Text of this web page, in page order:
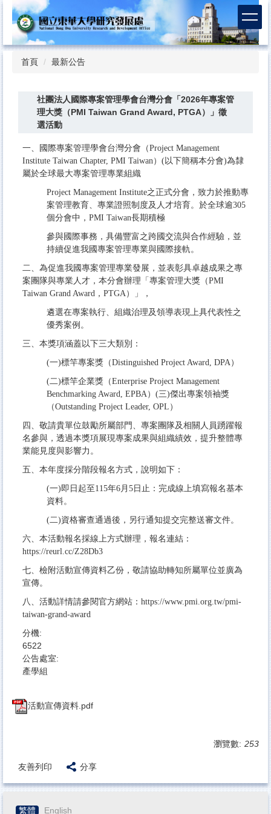
跳
到
要
首頁 最新公告
社團法人國際專案管理學會台灣分會「2026年專案管
理大獎（PMI Taiwan Grand Award, PTGA）」徵
選活動
一、​​​國際專案管理學會台灣分會（Project Management
Institute Taiwan Chapter, PMI Taiwan）(以下簡稱本分會)為隸
屬於全球最大專案管理專業組織
Project Management Institute之正式分會，致力於推動專
案管理教育、專業證照制度及人才培育。於全球逾305
個分會中，PMI Taiwan長期積極
參與國際事務，具備豐富之跨國交流與合作經驗，並
持續促進我國專案管理專業與國際接軌。
​​二、​​​為促進我國專案管理專業發展，並表彰具卓越成果之專
案團隊與專業人才，本分會辦理「專案管理大獎（PMI
Taiwan Grand Award，PTGA）」，
遴選在專案執行、組織治理及領導表現上具代表性之
優秀案例。
​​三、​​​本獎項涵蓋以下三大類別：
​​(一)​​​標竿專案獎（Distinguished Project Award, DPA）
​​(二)​​​標竿企業獎（Enterprise Project Management
Benchmarking Award, EPBA）​​(三)​​​傑出專案領袖獎
（Outstanding Project Leader, OPL）
​​四、​​​敬請貴單位鼓勵所屬部門、專案團隊及相關人員踴躍報
名參與，透過本獎項展現專案成果與組織績效，提升整體專
業能見度與影響力。
​​五、​​​本年度採分階段報名方式，說明如下：
​​(一)​​​即日起至115年6月5日止：完成線上填寫報名基本
資料。
​​(二)​​​資格審查通過後，另行通知提交完整送審文件。
​​六、​​​本活動報名採線上方式辦理，報名連結：
https://reurl.cc/Z28Db3
​​七、​​​檢附活動宣傳資料乙份，敬請協助轉知所屬單位並廣為
宣傳。
​​八、​​​活動詳情請參閱官方網站：https://www.pmi.org.tw/pmi-
taiwan-grand-award
分機:
6522
公告處室:
產學組
活動宣傳資料.pdf
瀏覽數: 253
友善列印 分享
繁體 English